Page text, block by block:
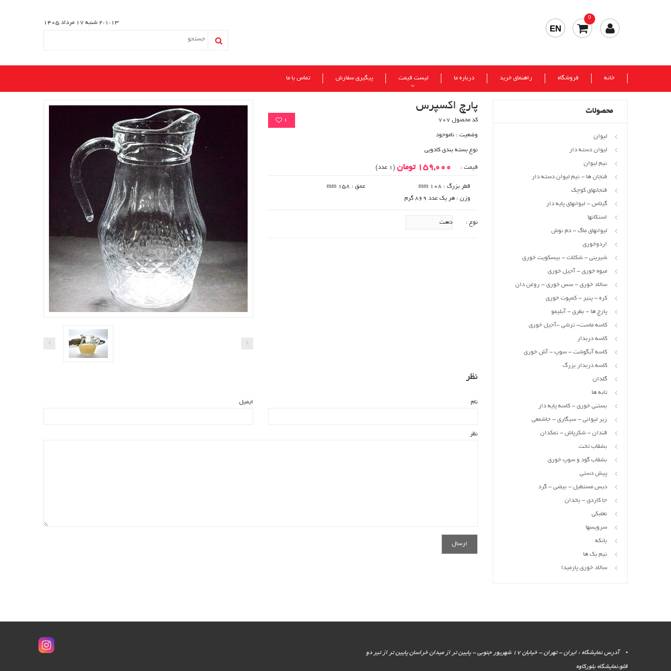
2:1:14 شنبه 17 مرداد 1405
0
EN
خانه فروشگاه راهنمای خرید درباره ما لیست قیمت پیگیری سفارش تماس با ما
پارچ اکسپرس
1 کد محصول 707
وضعیت : ناموجود
نوع بسته بندی کادویی
قیمت : 159,000 تومان (1 عدد)
قطر بزرگ : 108 mm
عمق : 158 mm
وزن : هر یک عدد 869 گرم
نوع :
نظر
ایمیل نام
نظر
محصولات
لیوان
لیوان دسته دار
نیم لیوان
فنجان ها - نیم لیوان دسته دار
فنجانهای کوچک
گیلاس - لیوانهای پایه دار
استکانها
لیوانهای ماگ - دم نوش
اردوخوری
شیرینی - شکلات - بیسکویت خوری
میوه خوری - آجیل خوری
سالاد خوری - سس خوری - روغن دان
کره - پنیر - کمپوت خوری
پارچ ها - بطری - آبلیمو
کاسه ماست- ترشی -آجیل خوری
کاسه دربدار
کاسه آبگوشت - سوپ - آش خوری
کاسه دربدار بزرگ
گلدان
تابه ها
بستنی خوری - کاسه پایه دار
زیر لیوانی - سیگاری - جاشمعی
قندان - شکرپاش - نمکدان
بشقاب تخت
بشقاب گود و سوپ خوری
پیش دستی
دیس مستطیل - بیضی - گرد
جا کاردی - یخدان
نعلبکی
سرویسها
بانکه
نیم یک ها
سالاد خوری پارمیدا
آدرس نمایشگاه : ایران - تهران - خیابان 17 شهریور جنوبی - پایین تر از میدان خراسان پایین تر از تیر دو
قلو،نمایشگاه بلورکاوه